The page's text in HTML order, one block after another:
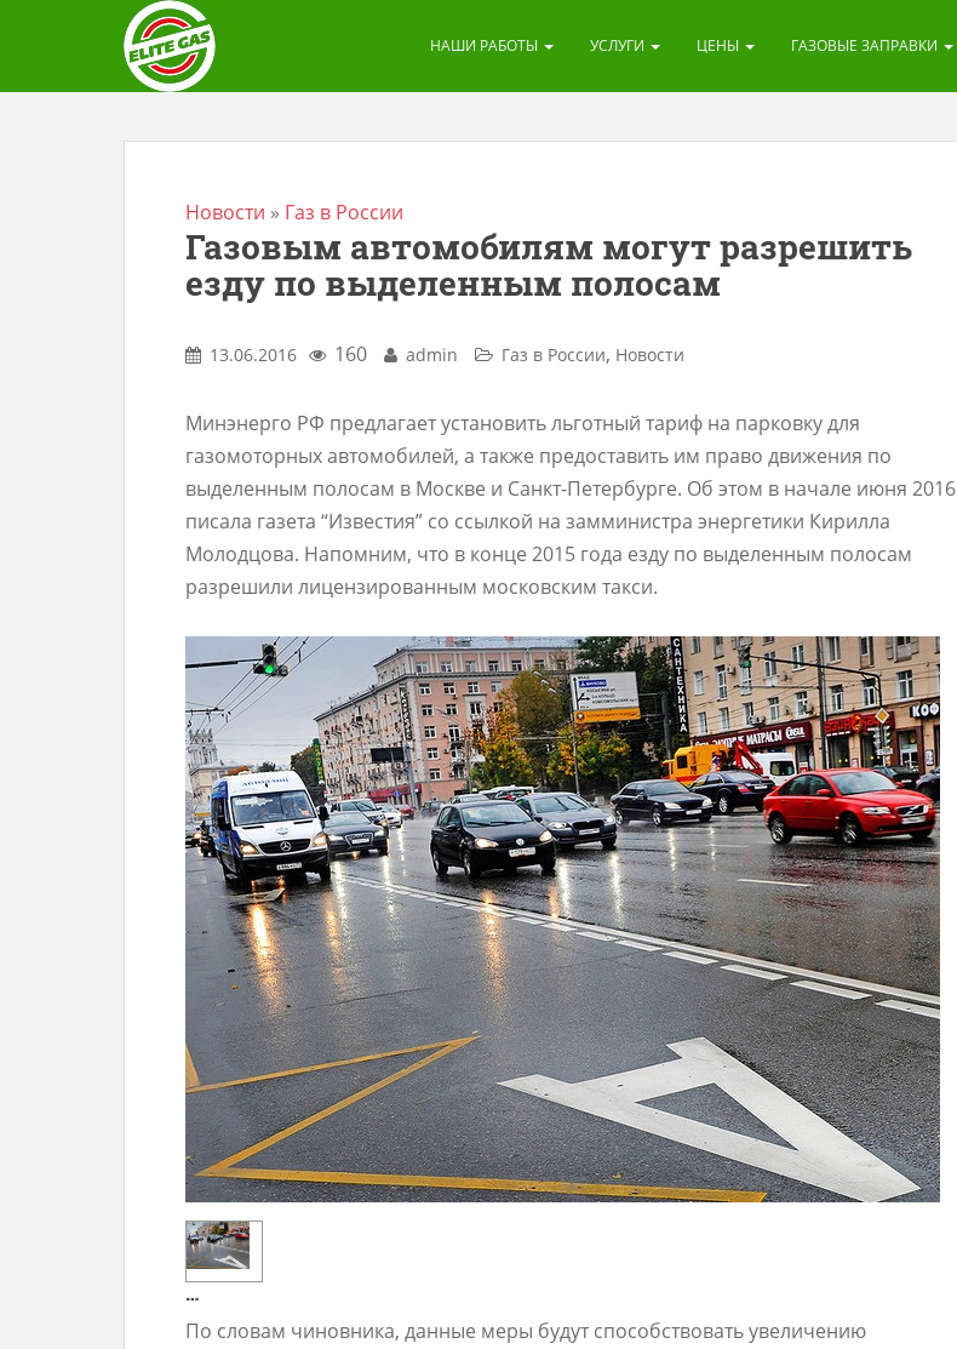
НАШИ РАБОТЫ УСЛУГИ ЦЕНЫ ГАЗОВЫЕ ЗАПРАВКИ
Новости » Газ в России
Газовым автомобилям могут разрешить
езду по выделенным полосам
13.06.2016 160 admin Газ в России, Новости
Минэнерго РФ предлагает установить льготный тариф на парковку для
газомоторных автомобилей, а также предоставить им право движения по
выделенным полосам в Москве и Санкт-Петербурге. Об этом в начале июня 2016
писала газета “Известия” со ссылкой на замминистра энергетики Кирилла
Молодцова. Напомним, что в конце 2015 года езду по выделенным полосам
разрешили лицензированным московским такси.
…
По словам чиновника, данные меры будут способствовать увеличению